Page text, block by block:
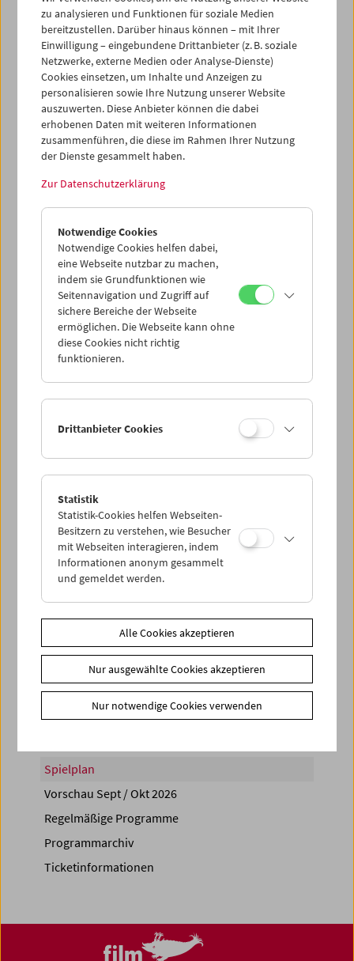
30
31 01 02 03 04 05
iCalender
Programmheft-PDF
English language or subtitles
< Vorherige Woche
Mo 9.8.
Di 10.8.
Mi 11.8.
Do 12.8.
So 15.8.
PROGRAMM ÜBERBLICK
Spielplan
Vorschau Sept / Okt 2026
Regelmäßige Programme
Programmarchiv
Ticketinformationen
zu analysieren und Funktionen für soziale Medien
bereitzustellen. Darüber hinaus können – mit Ihrer
Einwilligung – eingebundene Drittanbieter (z. B. soziale
Netzwerke, externe Medien oder Analyse-Dienste)
Cookies einsetzen, um Inhalte und Anzeigen zu
personalisieren sowie Ihre Nutzung unserer Website
auszuwerten. Diese Anbieter können die dabei
erhobenen Daten mit weiteren Informationen
zusammenführen, die diese im Rahmen Ihrer Nutzung
der Dienste gesammelt haben.
Zur Datenschutzerklärung
Notwendige Cookies
Notwendige Cookies helfen dabei,
eine Webseite nutzbar zu machen,
indem sie Grundfunktionen wie
Seitennavigation und Zugriff auf
sichere Bereiche der Webseite
ermöglichen. Die Webseite kann ohne
diese Cookies nicht richtig
funktionieren.
Drittanbieter Cookies
Statistik
Statistik-Cookies helfen Webseiten-
Besitzern zu verstehen, wie Besucher
mit Webseiten interagieren, indem
Informationen anonym gesammelt
und gemeldet werden.
Alle Cookies akzeptieren
Nur ausgewählte Cookies akzeptieren
Nur notwendige Cookies verwenden